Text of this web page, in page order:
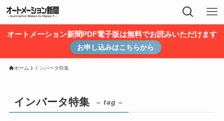
オートメーション新聞PDF電子版は無料でお読みいただけます
お申し込みはこちらから
ホーム インバータ特集
インバータ特集 – tag –